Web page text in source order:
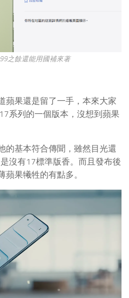
之餘還能用國補來著
蘋果還是留了一手，本來大家
系列的一個版本，沒想到蘋果
的基本符合傳聞，雖然目光還
沒有17標準版香。而且發布後
蘋果犧牲的有點多。